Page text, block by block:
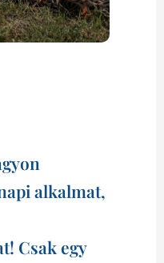
alkalmat,
Csak egy